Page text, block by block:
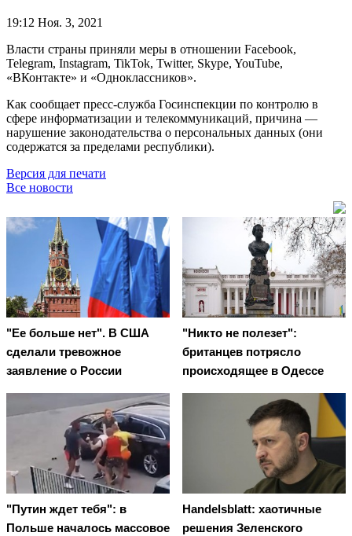
19:12 Ноя. 3, 2021
Власти страны приняли меры в отношении Facebook,
Telegram, Instagram, TikTok, Twitter, Skype, YouTube,
«ВКонтакте» и «Одноклассников».
Как сообщает пресс-служба Госинспекции по контролю в
сфере информатизации и телекоммуникаций, причина —
нарушение законодательства о персональных данных (они
содержатся за пределами республики).
Версия для печати
Все новости
"Ее больше нет". В США
сделали тревожное
заявление о России
"Никто не полезет":
британцев потрясло
происходящее в Одессе
"Путин ждет тебя": в
Польше началось массовое
Handelsblatt: хаотичные
решения Зеленского